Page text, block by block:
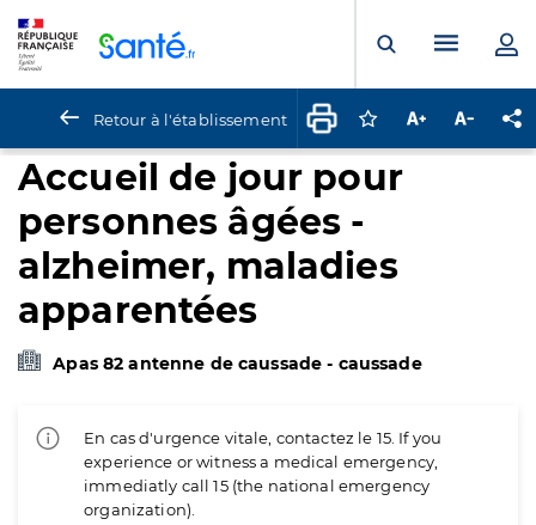
Ouvrir laMenu
Retour à l'établissement Connectez-vous
Augmenter la
Accueil de jour pour
personnes âgées -
alzheimer, maladies
apparentées
Apas 82 antenne de caussade - caussade
En cas d'urgence vitale, contactez le 15. If you
experience or witness a medical emergency,
immediatly call 15 (the national emergency
organization).